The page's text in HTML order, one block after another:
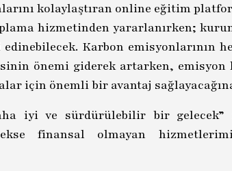
kolaylaştıran online eğitim
hizmetinden yararlanırken;
Karbon emisyonlarının
önemi giderek artarken, emisyon
için önemli bir avantaj
iyi ve sürdürülebilir bir
finansal olmayan